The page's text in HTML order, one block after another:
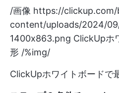
/画像 https://
content/uploads/2024/
1400x863.png ClickUpホ
形 /%img/
ClickUpホワイトボードで